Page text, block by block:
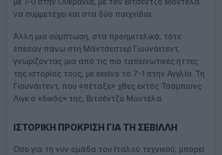
να συμμετέχει και στα δύο παιχνίδια.
Άλλη μια σύμπτωση, στα προημιτελικά, τότε
έπεσαν πάνω στη Μάντσεστερ Γιουνάιτεντ,
γνωρίζοντας μια από τις πιο ταπεινωτικές ήττες
της ιστορίας τους, με εκείνο το 7-1 στην Αγγλία. Τη
Γιουνάιτεντ, που «πέταξε» χθες εκτός Τσάμπιονς
Λιγκ ο «δικός» της, Βιτσέντζο Μοντέλα.
ΙΣΤΟΡΙΚΉ ΠΡΌΚΡΙΣΗ ΓΙΑ ΤΗ ΣΕΒΊΛΛΗ
Οσο για τη νυν ομάδα του Ιταλού τεχνικού, μπορεί